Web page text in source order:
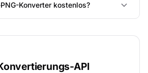
Konverter kostenlos?
API